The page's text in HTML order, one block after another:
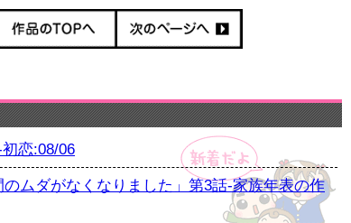
恋:08/06
ムダがなくなりました」第3話-家族年表の作